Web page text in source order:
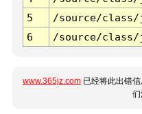
5
/source/class/
6
/source/class/
www.365jz.com 已经将此出错
们